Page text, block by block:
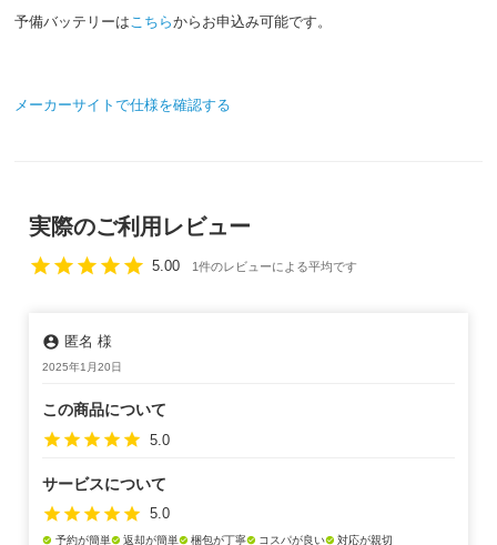
予備バッテリーは こちらからお申込み可能です。
メーカーサイトで仕様を確認する
実際のご利用レビュー
starstarstarstarstar 5.00 1件のレビューによる平均です
account_circle 匿名 様
2025年1月20日
この商品について
star star star star star 5.0
サービスについて
star star star star star 5.0
check_circle 予約が簡単check_circle 返却が簡単check_circle 梱包が丁寧check_circle コスパが良いcheck_circle 対応が親切